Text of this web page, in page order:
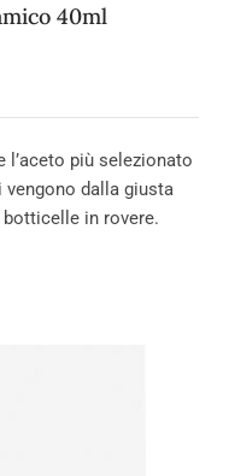
40ml
più selezionato
dalla giusta
botticelle in rovere.